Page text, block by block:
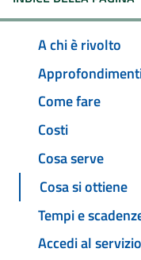
A chi è rivolto
Come fare
Costi
Cosa serve
Cosa si ottiene
Tempi e
Accedi al servizio